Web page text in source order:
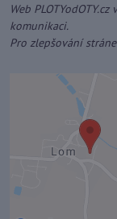
Web
komunikaci.
Pro zlepšování